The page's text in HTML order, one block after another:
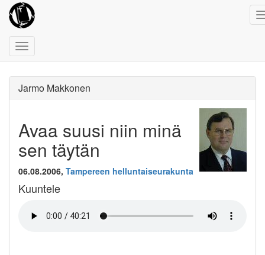
Toggle
navigation
Jarmo Makkonen
Avaa suusi niin minä
sen täytän
06.08.2006, Tampereen helluntaiseurakunta
Kuuntele